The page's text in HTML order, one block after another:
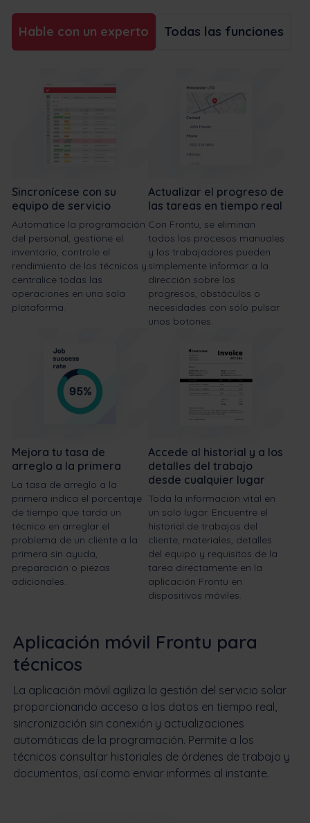
Hable con un experto Todas las funciones
Sincronícese con su
equipo de servicio
Automatice la programación
del personal, gestione el
inventario, controle el
rendimiento de los técnicos y
centralice todas las
operaciones en una sola
plataforma.
Actualizar el progreso de
las tareas en tiempo real
Con Frontu, se eliminan
todos los procesos manuales
y los trabajadores pueden
simplemente informar a la
dirección sobre los
progresos, obstáculos o
necesidades con sólo pulsar
unos botones.
Mejora tu tasa de
arreglo a la primera
La tasa de arreglo a la
primera indica el porcentaje
de tiempo que tarda un
técnico en arreglar el
problema de un cliente a la
primera sin ayuda,
preparación o piezas
adicionales.
Accede al historial y a los
detalles del trabajo
desde cualquier lugar
Toda la información vital en
un solo lugar. Encuentre el
historial de trabajos del
cliente, materiales, detalles
del equipo y requisitos de la
tarea directamente en la
aplicación Frontu en
dispositivos móviles.
Aplicación móvil Frontu para
técnicos
La aplicación móvil agiliza la gestión del servicio solar
proporcionando acceso a los datos en tiempo real,
sincronización sin conexión y actualizaciones
automáticas de la programación. Permite a los
técnicos consultar historiales de órdenes de trabajo y
documentos, así como enviar informes al instante.